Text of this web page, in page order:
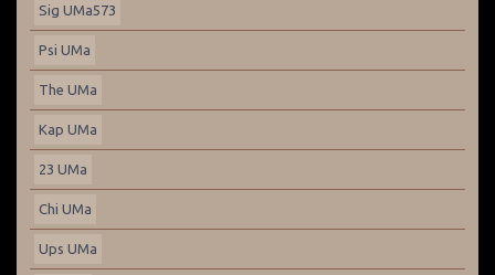
Sig UMa573
Psi UMa
The UMa
Kap UMa
23 UMa
Chi UMa
Ups UMa